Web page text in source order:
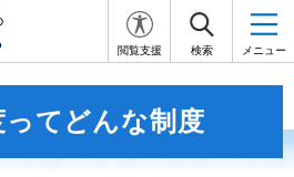
閲覧支援 検索 メニュー
てどんな制度